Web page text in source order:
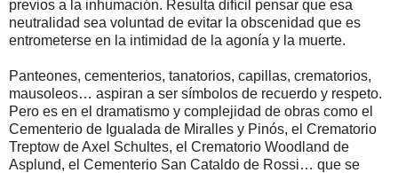
previos a la inhumación. Resulta difícil pensar que esa
neutralidad sea voluntad de evitar la obscenidad que es
entrometerse en la intimidad de la agonía y la muerte.
Panteones, cementerios, tanatorios, capillas, crematorios,
mausoleos… aspiran a ser símbolos de recuerdo y respeto.
Pero es en el dramatismo y complejidad de obras como el
Cementerio de Igualada de Miralles y Pinós, el Crematorio
Treptow de Axel Schultes, el Crematorio Woodland de
Asplund, el Cementerio San Cataldo de Rossi… que se